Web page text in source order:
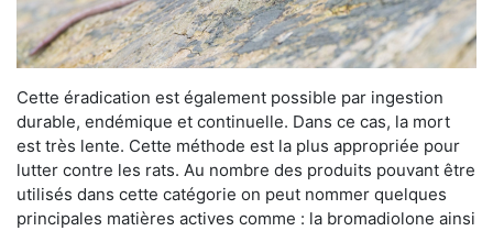
Cette éradication est également possible par ingestion
durable, endémique et continuelle. Dans ce cas, la mort
est très lente. Cette méthode est la plus appropriée pour
lutter contre les rats. Au nombre des produits pouvant être
utilisés dans cette catégorie on peut nommer quelques
principales matières actives comme : la bromadiolone ainsi